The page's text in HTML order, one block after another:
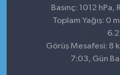
Basınç: 1012 hPa,
Toplam Yağış: 0
Görüş Mesafesi: 8
7:03, Gün